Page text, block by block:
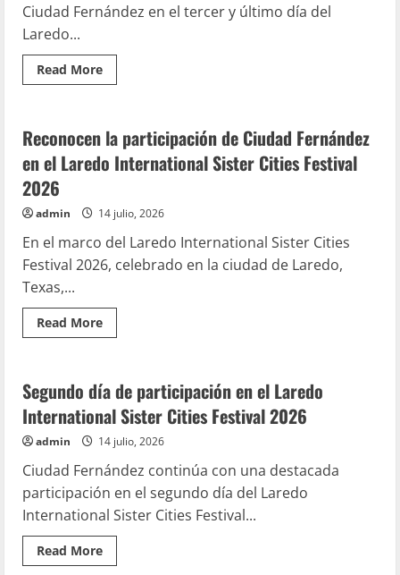
Ciudad Fernández en el tercer y último día del
Laredo...
Read MoreRead
more
ÚLTIMO
DÍA
DEL
LAREDO
CITIES
FESTIVAL
Enlace Internacional
Reconocen la participación de Ciudad Fernández
en el Laredo International Sister Cities Festival
2026
admin 14 julio, 2026
En el marco del Laredo International Sister Cities
Festival 2026, celebrado en la ciudad de Laredo,
Texas,...
Read MoreRead
more
participación
de
Ciudad
Fernández
en
el
International
Cities
Festival
2026
Enlace Internacional
Segundo día de participación en el Laredo
International Sister Cities Festival 2026
admin 14 julio, 2026
Ciudad Fernández continúa con una destacada
participación en el segundo día del Laredo
International Sister Cities Festival...
Read MoreRead
more